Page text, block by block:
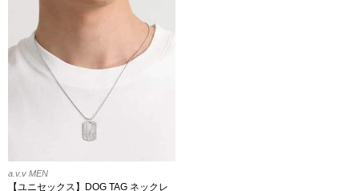
a.v.v MEN
【ユニセックス】DOG TAG ネックレ